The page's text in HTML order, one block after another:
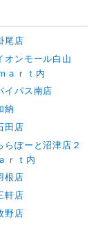
尾店
オンモール白山
ａｒｔ内
イパス南店
納
田店
らぽーと沼津店２
ｒｔ内
根店
軒店
野店